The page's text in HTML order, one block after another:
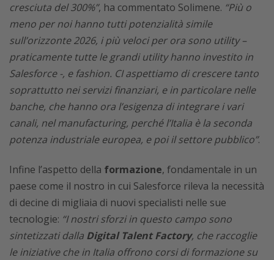
cresciuta del 300%”, ha commentato Solimene. “Più o
meno per noi hanno tutti potenzialità simile
sull’orizzonte 2026, i più veloci per ora sono utility –
praticamente tutte le grandi utility hanno investito in
Salesforce -, e fashion. CI aspettiamo di crescere tanto
soprattutto nei servizi finanziari, e in particolare nelle
banche, che hanno ora l’esigenza di integrare i vari
canali, nel manufacturing, perché l’Italia è la seconda
potenza industriale europea, e poi il settore pubblico”.
Infine l’aspetto della formazione, fondamentale in un
paese come il nostro in cui Salesforce rileva la necessità
di decine di migliaia di nuovi specialisti nelle sue
tecnologie: “I nostri sforzi in questo campo sono
sintetizzati dalla Digital Talent Factory, che raccoglie
le iniziative che in Italia offrono corsi di formazione su